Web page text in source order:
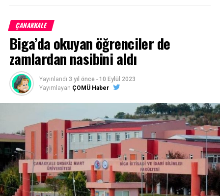
Facebook
Mastodon
EmailShare
ÇANAKKALE
Biga’da okuyan öğrenciler de
zamlardan nasibini aldı
Yayınlandı 3 yıl önce - 10 Eylül 2023
Yayımlayan ÇOMÜ Haber